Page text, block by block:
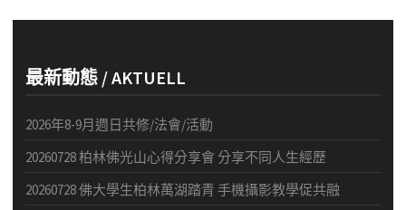
最新動態 / AKTUELL
2026年8-9月週日共修/法會/活動
20260728 柏林佛光山心得分享會 分享不同人生經歷
20260728 佛大學生柏林萬湖踏青 手機攝影教學促共融